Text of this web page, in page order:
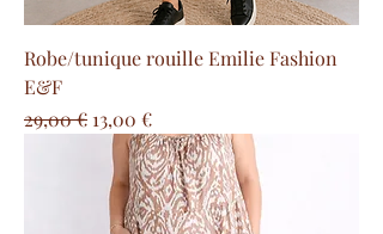
Robe/tunique rouille Emilie Fashion
E&F
Prix original
29,00 € Prix promotionnel
13,00 €